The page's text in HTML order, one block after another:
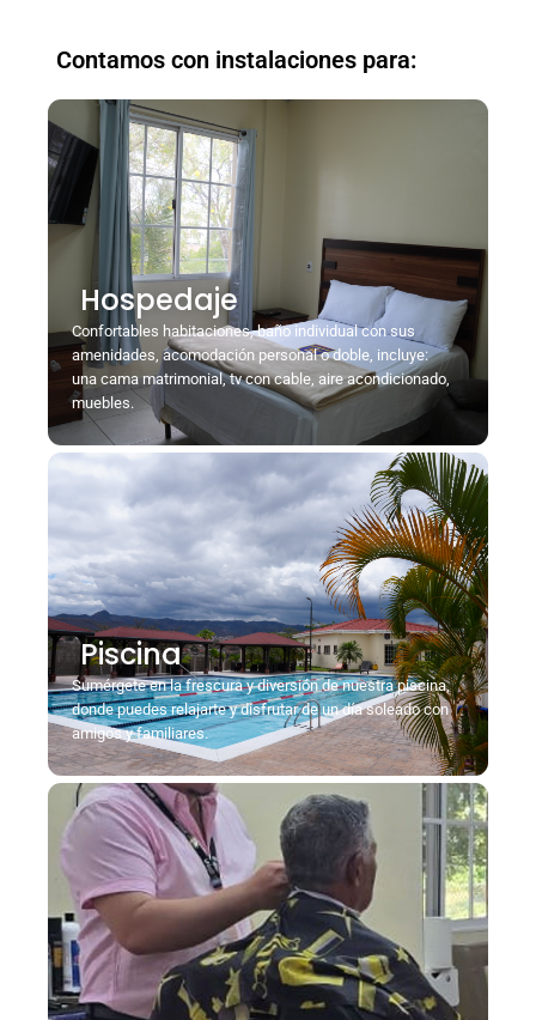
Contamos con instalaciones para:
Hospedaje
Confortables habitaciones, baño individual con sus
amenidades, acomodación personal o doble, incluye:
una cama matrimonial, tv con cable, aire acondicionado,
muebles.
Piscina
Sumérgete en la frescura y diversión de nuestra piscina,
donde puedes relajarte y disfrutar de un día soleado con
amigos y familiares.